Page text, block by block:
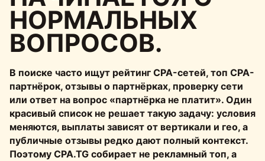
НОРМАЛЬНЫХ
ВОПРОСОВ.
В поиске часто ищут рейтинг CPA-сетей, топ CPA-
партнёрок, отзывы о партнёрках, проверку сети
или ответ на вопрос «партнёрка не платит». Один
красивый список не решает такую задачу: условия
меняются, выплаты зависят от вертикали и гео, а
публичные отзывы редко дают полный контекст.
Поэтому CPA.TG собирает не рекламный топ, а